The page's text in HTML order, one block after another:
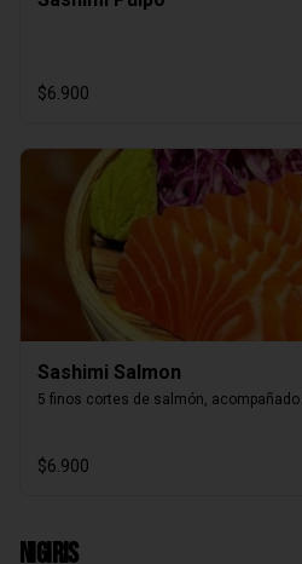
$6.900
Sashimi Salmon
5 finos cortes de salmón, acompañado
$6.900
Nigiris